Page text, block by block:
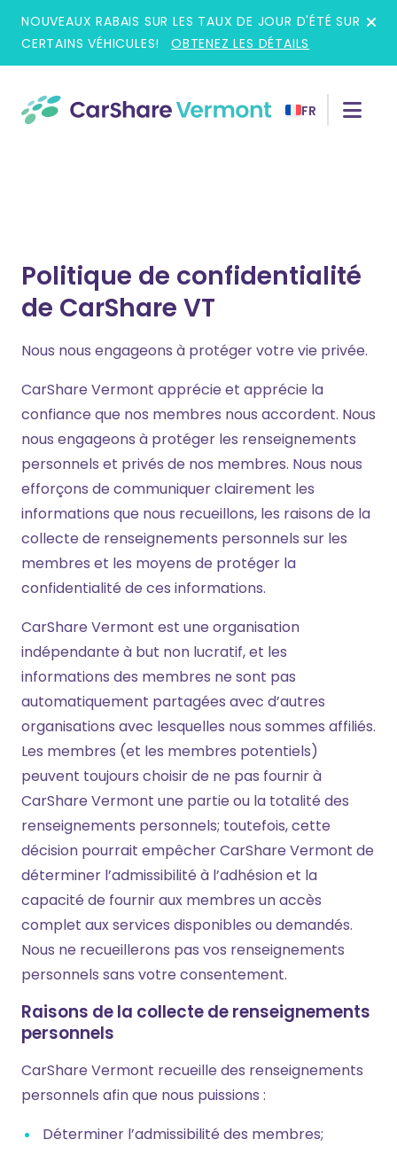
content
NOUVEAUX RABAIS SUR LES TAUX DE JOUR D'ÉTÉ SUR
CERTAINS VÉHICULES!
OBTENEZ LES DÉTAILS
FR
Politique de confidentialité
de CarShare VT
Nous nous engageons à protéger votre vie privée.
CarShare Vermont apprécie et apprécie la
confiance que nos membres nous accordent. Nous
nous engageons à protéger les renseignements
personnels et privés de nos membres. Nous nous
efforçons de communiquer clairement les
informations que nous recueillons, les raisons de la
collecte de renseignements personnels sur les
membres et les moyens de protéger la
confidentialité de ces informations.
CarShare Vermont est une organisation
indépendante à but non lucratif, et les
informations des membres ne sont pas
automatiquement partagées avec d’autres
organisations avec lesquelles nous sommes affiliés.
Les membres (et les membres potentiels)
peuvent toujours choisir de ne pas fournir à
CarShare Vermont une partie ou la totalité des
renseignements personnels; toutefois, cette
décision pourrait empêcher CarShare Vermont de
déterminer l’admissibilité à l’adhésion et la
capacité de fournir aux membres un accès
complet aux services disponibles ou demandés.
Nous ne recueillerons pas vos renseignements
personnels sans votre consentement.
Raisons de la collecte de renseignements
personnels
CarShare Vermont recueille des renseignements
personnels afin que nous puissions :
Déterminer l’admissibilité des membres;